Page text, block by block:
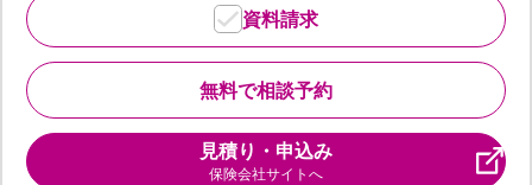
無料で相談予約
資料請求
見積り・申込み
保険会社サイトへ